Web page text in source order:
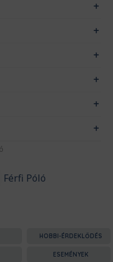
Férfi Póló
HOBBI-ÉRDEKLŐDÉS
ESEMÉNYEK